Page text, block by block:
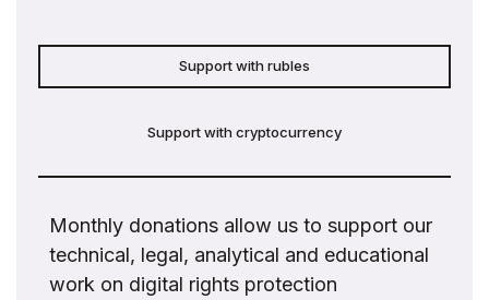
Support with rubles
Support with cryptocurrency
Monthly donations allow us to support our
technical, legal, analytical and educational
work on digital rights protection